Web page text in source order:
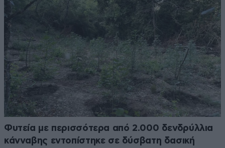
Φυτεία με περισσότερα από 2.000 δενδρύλλια
κάνναβης εντοπίστηκε σε δύσβατη δασική